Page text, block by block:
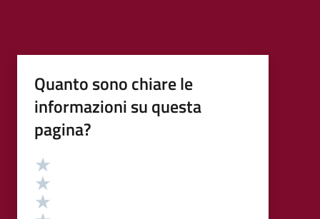
Quanto sono chiare le
informazioni su questa
pagina?
Valutazione